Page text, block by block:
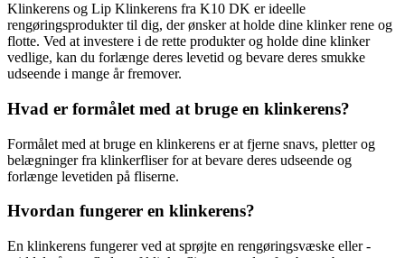
Klinkerens og Lip Klinkerens fra K10 DK er ideelle
rengøringsprodukter til dig, der ønsker at holde dine klinker rene og
flotte. Ved at investere i de rette produkter og holde dine klinker
vedlige, kan du forlænge deres levetid og bevare deres smukke
udseende i mange år fremover.
Hvad er formålet med at bruge en klinkerens?
Formålet med at bruge en klinkerens er at fjerne snavs, pletter og
belægninger fra klinkerfliser for at bevare deres udseende og
forlænge levetiden på fliserne.
Hvordan fungerer en klinkerens?
En klinkerens fungerer ved at sprøjte en rengøringsvæske eller -